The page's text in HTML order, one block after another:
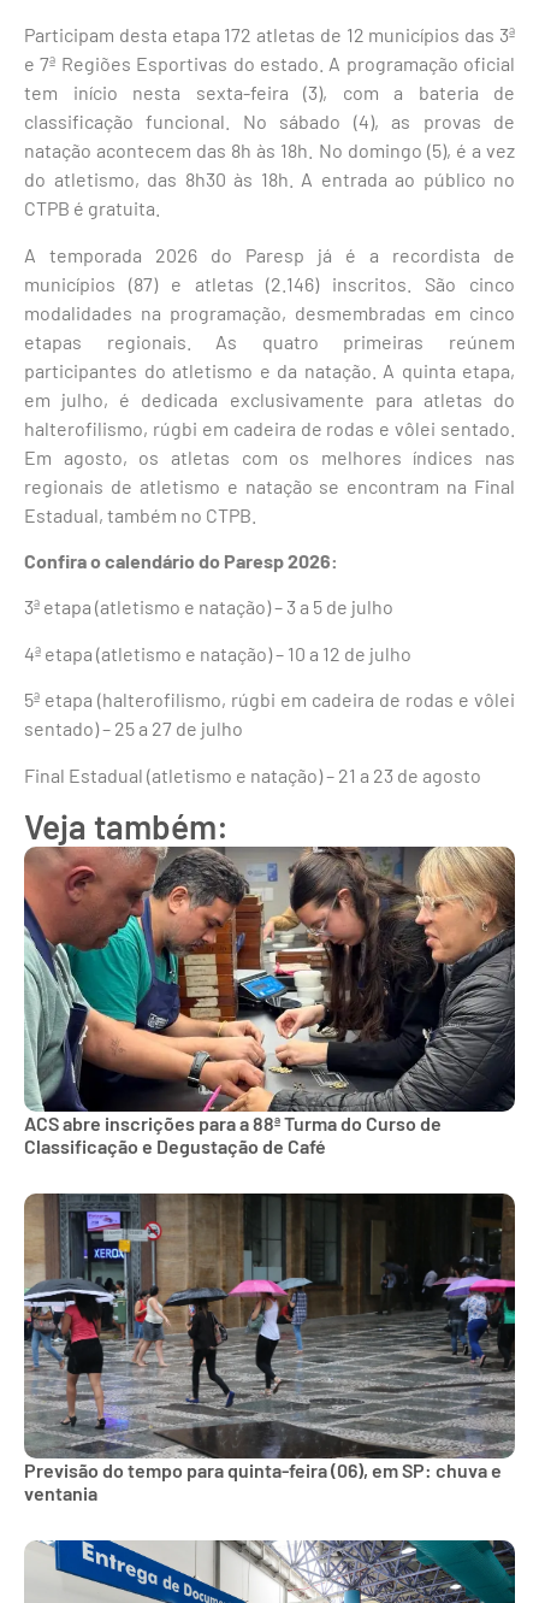
Participam desta etapa 172 atletas de 12 municípios das 3ª
e 7ª Regiões Esportivas do estado. A programação oficial
tem início nesta sexta-feira (3), com a bateria de
classificação funcional. No sábado (4), as provas de
natação acontecem das 8h às 18h. No domingo (5), é a vez
do atletismo, das 8h30 às 18h. A entrada ao público no
CTPB é gratuita.
A temporada 2026 do Paresp já é a recordista de
municípios (87) e atletas (2.146) inscritos. São cinco
modalidades na programação, desmembradas em cinco
etapas regionais. As quatro primeiras reúnem
participantes do atletismo e da natação. A quinta etapa,
em julho, é dedicada exclusivamente para atletas do
halterofilismo, rúgbi em cadeira de rodas e vôlei sentado.
Em agosto, os atletas com os melhores índices nas
regionais de atletismo e natação se encontram na Final
Estadual, também no CTPB.
Confira o calendário do Paresp 2026:
3ª etapa (atletismo e natação) – 3 a 5 de julho
4ª etapa (atletismo e natação) – 10 a 12 de julho
5ª etapa (halterofilismo, rúgbi em cadeira de rodas e vôlei
sentado) – 25 a 27 de julho
Final Estadual (atletismo e natação) – 21 a 23 de agosto
Veja também:
ACS abre inscrições para a 88ª Turma do Curso de
Classificação e Degustação de Café
Previsão do tempo para quinta-feira (06), em SP: chuva e
ventania